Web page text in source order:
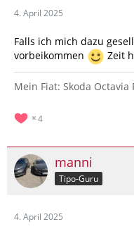
4. April 2025
Falls ich mich dazu
vorbeikommen
Zeit
Mein Fiat: Skoda Octavia
4
manni
Tipo-Guru
4. April 2025